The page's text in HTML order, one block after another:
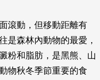
滾動，但移動距離有
是森林內動物的最愛，
粉和脂肪，是黑熊、山
物秋冬季節重要的食